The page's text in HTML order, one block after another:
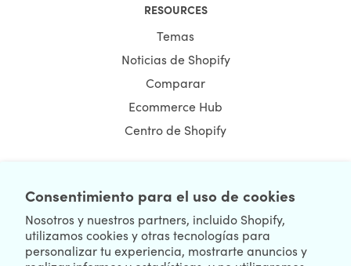
Consentimiento para el uso de cookies
Nosotros y nuestros partners, incluido Shopify,
utilizamos cookies y otras tecnologías para
personalizar tu experiencia, mostrarte anuncios y
RESOURCES
Temas
Noticias de Shopify
Comparar
Ecommerce Hub
Centro de Shopify
NEWSLETTER